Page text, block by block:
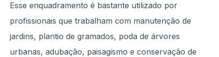
Esse enquadramento é bastante utilizado por
profissionais que trabalham com manutenção de
jardins, plantio de gramados, poda de árvores
urbanas, adubação, paisagismo e conservação de